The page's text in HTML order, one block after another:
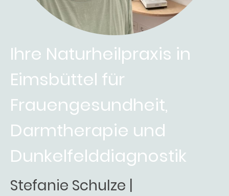
Ihre Naturheilpraxis in
Eimsbüttel für
Frauengesundheit,
Darmtherapie und
Dunkelfelddiagnostik
Stefanie Schulze |